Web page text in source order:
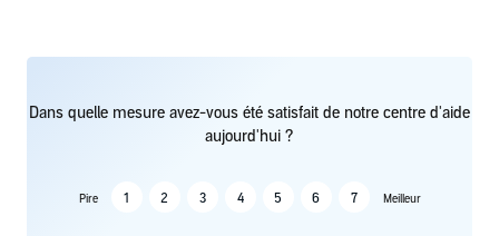
Dans quelle mesure avez-vous été satisfait de notre centre d'aide
aujourd'hui ?
Pire 1 2 3 4 5 6 7 Meilleur